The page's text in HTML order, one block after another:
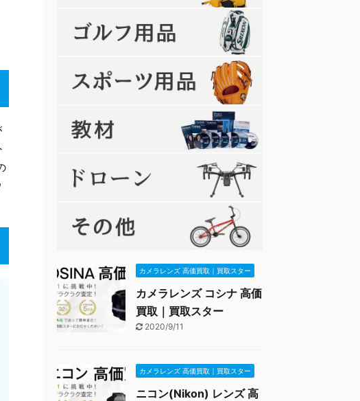
カメラレンズ 高価買取｜買取スター
カメラレンズ コシナ 高価
買取｜買取スター
2020/9/11
カメラレンズ 高価買取｜買取スター
ニコン(Nikon) レンズ 高